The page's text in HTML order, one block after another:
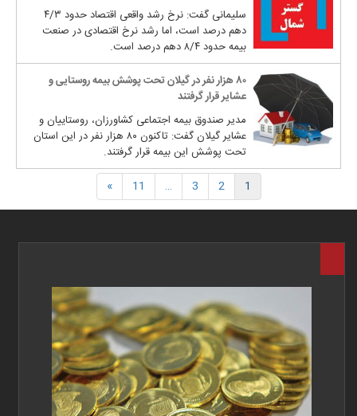
سلیمانی گفت: نرخ رشد واقعی اقتصاد حدود ۴/۳
دهم درصد است، اما رشد نرخ اقتصادی در صنعت
بیمه حدود ۸/۴ دهم درصد است.
۸۰ هزار نفر در گیلان تحت پوشش بیمه روستایی و
عشایر قرار گرفتند
مدیر صندوق بیمه اجتماعی کشاورزان، روستاییان و
عشایر گیلان گفت: تاکنون ۸۰ هزار نفر در این استان
تحت پوشش این بیمه قرار گرفتند.
1
2
3
…
11
»